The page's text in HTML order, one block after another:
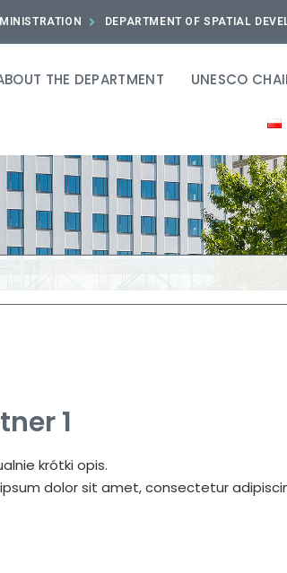
DEPARTMENT OF SPATIAL
THE DEPARTMENT UNESCO
1
krótki opis.
dolor sit amet, consectetur